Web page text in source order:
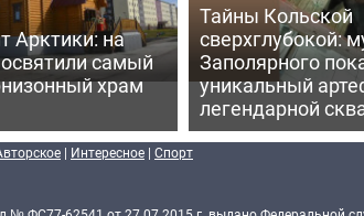
Арктики: на
самый
храм
Тайны Кольской
сверхглубокой:
Заполярного
уникальный
легендарной
| Интересное | Спорт